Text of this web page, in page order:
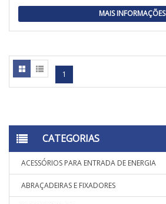
MAIS INFORMAÇÕES
1
CATEGORIAS
ACESSÓRIOS PARA ENTRADA DE ENERGIA
ABRAÇADEIRAS E FIXADORES